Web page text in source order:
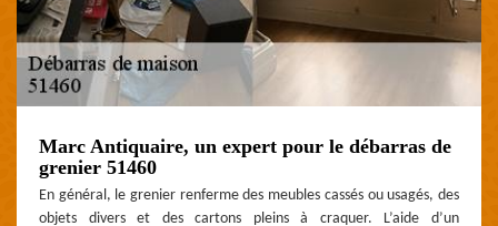
Marc Antiquaire, un expert pour le débarras de
grenier 51460
En général, le grenier renferme des meubles cassés ou usagés, des
objets divers et des cartons pleins à craquer. L’aide d’un